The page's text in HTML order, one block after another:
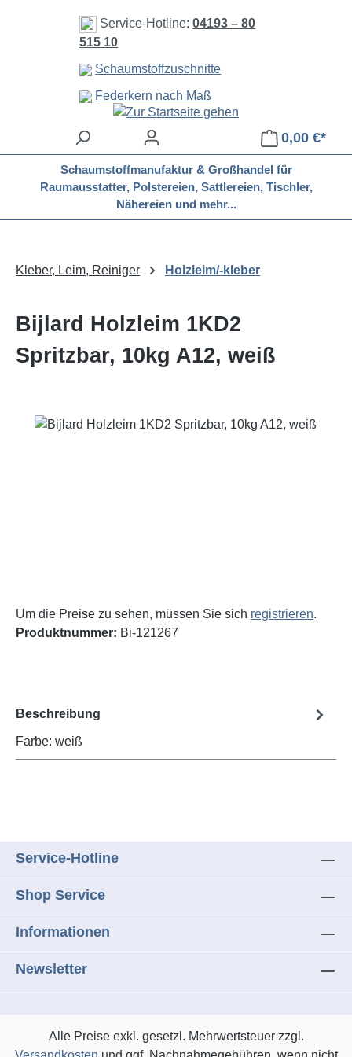
Zum Hauptinhalt springen
Service-Hotline:04193 – 80
515 10
Schaumstoffzuschnitte
Federkern nach Maß
0,00 €*
Schaumstoffmanufaktur & Großhandel für
Raumausstatter, Polstereien, Sattlereien, Tischler,
Nähereien und mehr...
Kleber, Leim, Reiniger Holzleim/-kleber
Bijlard Holzleim 1KD2
Spritzbar, 10kg A12, weiß
Bildergalerie überspringen
Um die Preise zu sehen, müssen Sie sich registrieren.
Produktnummer: Bi-121267
Beschreibung
Farbe: weiß
Service-Hotline
Shop Service
Informationen
Newsletter
Alle Preise exkl. gesetzl. Mehrwertsteuer zzgl.